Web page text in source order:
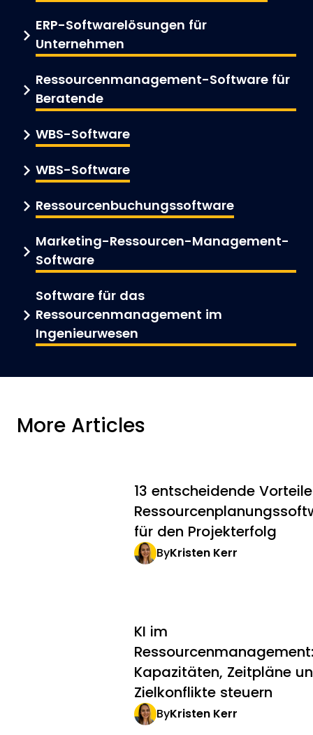
ERP-Softwarelösungen für
Unternehmen
Ressourcenmanagement-Software für
Beratende
WBS-Software
WBS-Software
Ressourcenbuchungssoftware
Marketing-Ressourcen-Management-
Software
Software für das
Ressourcenmanagement im
Ingenieurwesen
More Articles
13 entscheidende
für den Projekterfolg
ByKristen Kerr
KI im
Ressourcenmanagement:
Kapazitäten, Zeitpläne
Zielkonflikte steuern
ByKristen Kerr